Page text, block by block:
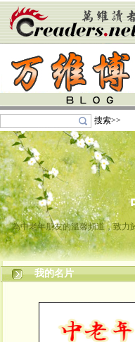
搜索>>
為中老年朋友的溫馨頻道，致力
我的名片